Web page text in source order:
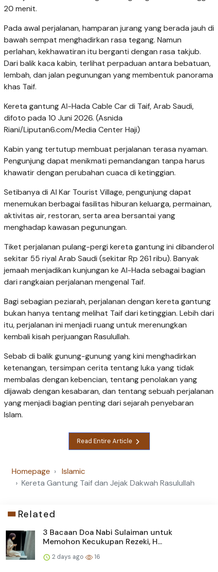
20 menit.
Pada awal perjalanan, hamparan jurang yang berada jauh di
bawah sempat menghadirkan rasa tegang. Namun
perlahan, kekhawatiran itu berganti dengan rasa takjub.
Dari balik kaca kabin, terlihat perpaduan antara bebatuan,
lembah, dan jalan pegunungan yang membentuk panorama
khas Taif.
Kereta gantung Al-Hada Cable Car di Taif, Arab Saudi,
difoto pada 10 Juni 2026. (Asnida
Riani/Liputan6.com/Media Center Haji)
Kabin yang tertutup membuat perjalanan terasa nyaman.
Pengunjung dapat menikmati pemandangan tanpa harus
khawatir dengan perubahan cuaca di ketinggian.
Setibanya di Al Kar Tourist Village, pengunjung dapat
menemukan berbagai fasilitas hiburan keluarga, permainan,
aktivitas air, restoran, serta area bersantai yang
menghadap kawasan pegunungan.
Tiket perjalanan pulang-pergi kereta gantung ini dibanderol
sekitar 55 riyal Arab Saudi (sekitar Rp 261 ribu). Banyak
jemaah menjadikan kunjungan ke Al-Hada sebagai bagian
dari rangkaian perjalanan mengenal Taif.
Bagi sebagian peziarah, perjalanan dengan kereta gantung
bukan hanya tentang melihat Taif dari ketinggian. Lebih dari
itu, perjalanan ini menjadi ruang untuk merenungkan
kembali kisah perjuangan Rasulullah.
Sebab di balik gunung-gunung yang kini menghadirkan
ketenangan, tersimpan cerita tentang luka yang tidak
membalas dengan kebencian, tentang penolakan yang
dijawab dengan kesabaran, dan tentang sebuah perjalanan
yang menjadi bagian penting dari sejarah penyebaran
Islam.
Read Entire Article
Homepage
Islamic
Kereta Gantung Taif dan Jejak Dakwah Rasulullah
Related
3 Bacaan Doa Nabi Sulaiman untuk
Memohon Kecukupan Rezeki, H...
2 days ago 16